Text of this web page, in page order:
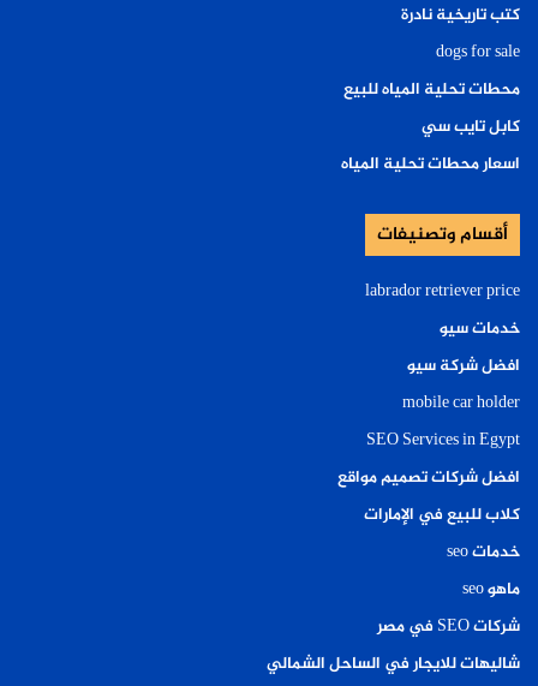
كتب تاريخية نادرة
dogs for sale
محطات تحلية المياه للبيع
كابل تايب سي
اسعار محطات تحلية المياه
أقسام وتصنيفات
labrador retriever price
خدمات سيو
افضل شركة سيو
mobile car holder
SEO Services in Egypt
افضل شركات تصميم مواقع
كلاب للبيع في الإمارات
خدمات seo
ماهو seo
شركات SEO في مصر
شاليهات للايجار في الساحل الشمالي